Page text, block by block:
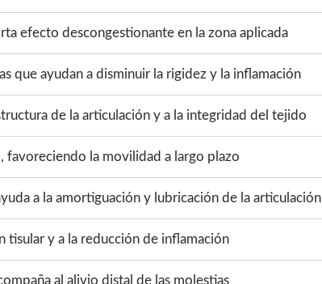
efecto descongestionante en la zona aplicada
que ayudan a disminuir la rigidez y la inflamación
de la articulación y a la integridad del tejido
favoreciendo la movilidad a largo plazo
a la amortiguación y lubricación de la articulación
tisular y a la reducción de inflamación
al alivio distal de las molestias